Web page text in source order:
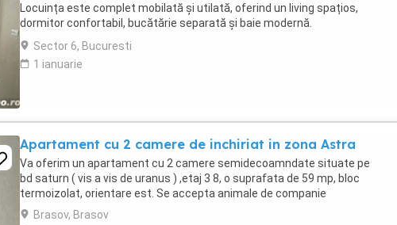
Locuința este complet mobilată și utilată, oferind un living spațios,
dormitor confortabil, bucătărie separată și baie modernă.
Apartamentul este luminos și bine ...
Sector 6, Bucuresti
1 ianuarie
Apartament cu 2 camere de inchiriat in zona Astra
Va oferim un apartament cu 2 camere semidecoamndate situate pe
bd saturn ( vis a vis de uranus ) ,etaj 3 8, o suprafata de 59 mp, bloc
termoizolat, orientare est. Se accepta animale de companie
Brasov, Brasov